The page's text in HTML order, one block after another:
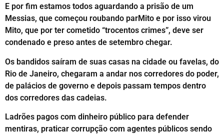
E por fim estamos todos aguardando a prisão de um
Messias, que começou roubando parMito e por isso virou
Mito, que por ter cometido “trocentos crimes”, deve ser
condenado e preso antes de setembro chegar.
Os bandidos saíram de suas casas na cidade ou favelas, do
Rio de Janeiro, chegaram a andar nos corredores do poder,
de palácios de governo e depois passam tempos dentro
dos corredores das cadeias.
Ladrões pagos com dinheiro público para defender
mentiras, praticar corrupção com agentes públicos sendo